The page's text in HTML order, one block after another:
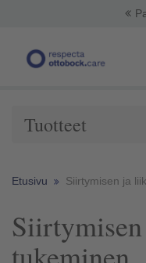
Tuotteet
Etusivu Siirtymisen ja liikkumisen